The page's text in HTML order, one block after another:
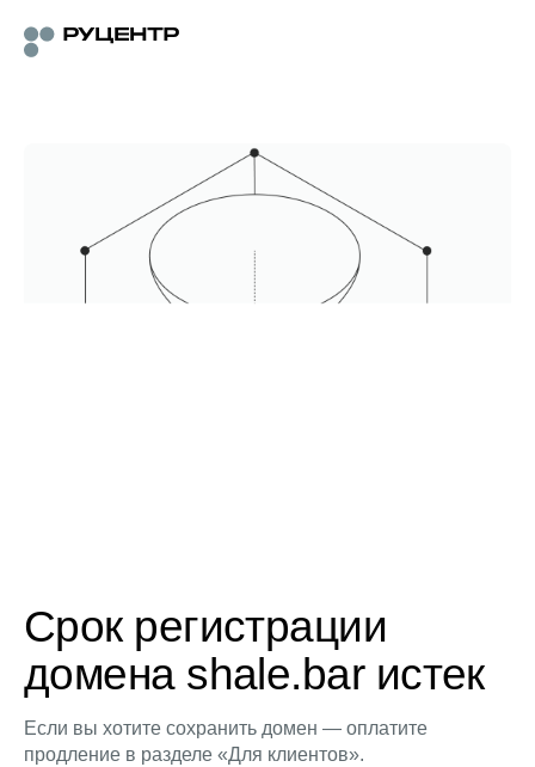
Срок регистрации
домена shale.bar истек
Если вы хотите сохранить домен — оплатите
продление в разделе «Для клиентов».